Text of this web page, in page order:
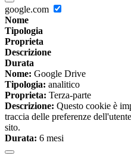
google.com
Nome
Tipologia
Proprieta
Descrizione
Durata
Nome: Google Drive
Tipologia: analitico
Proprieta: Terza-parte
Descrizione: Questo cookie è
traccia delle preferenze
sito.
Durata: 6 mesi